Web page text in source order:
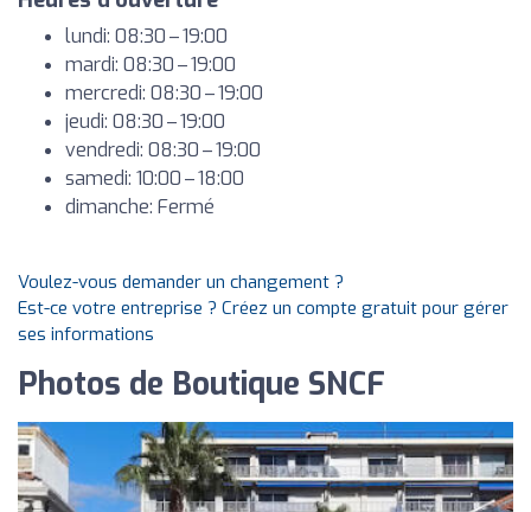
lundi: 08:30 – 19:00
mardi: 08:30 – 19:00
mercredi: 08:30 – 19:00
jeudi: 08:30 – 19:00
vendredi: 08:30 – 19:00
samedi: 10:00 – 18:00
dimanche: Fermé
Voulez-vous demander un changement ?
Est-ce votre entreprise ? Créez un compte gratuit pour gérer
ses informations
Photos de Boutique SNCF